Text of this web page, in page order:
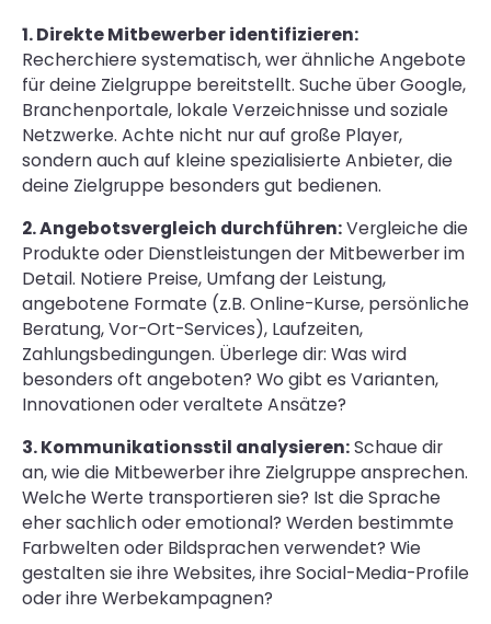
1. Direkte Mitbewerber identifizieren:
Recherchiere systematisch, wer ähnliche Angebote
für deine Zielgruppe bereitstellt. Suche über Google,
Branchenportale, lokale Verzeichnisse und soziale
Netzwerke. Achte nicht nur auf große Player,
sondern auch auf kleine spezialisierte Anbieter, die
deine Zielgruppe besonders gut bedienen.
2. Angebotsvergleich durchführen:Vergleiche die
Produkte oder Dienstleistungen der Mitbewerber im
Detail. Notiere Preise, Umfang der Leistung,
angebotene Formate (z.B. Online-Kurse, persönliche
Beratung, Vor-Ort-Services), Laufzeiten,
Zahlungsbedingungen. Überlege dir: Was wird
besonders oft angeboten? Wo gibt es Varianten,
Innovationen oder veraltete Ansätze?
3. Kommunikationsstil analysieren:Schaue dir
an, wie die Mitbewerber ihre Zielgruppe ansprechen.
Welche Werte transportieren sie? Ist die Sprache
eher sachlich oder emotional? Werden bestimmte
Farbwelten oder Bildsprachen verwendet? Wie
gestalten sie ihre Websites, ihre Social-Media-Profile
oder ihre Werbekampagnen?